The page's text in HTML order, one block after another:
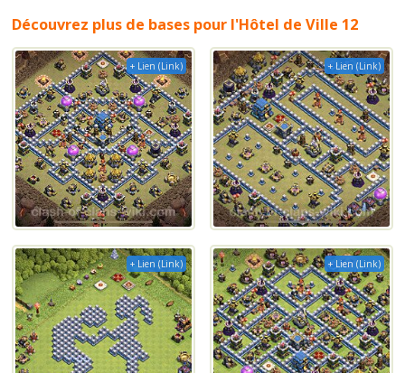
Découvrez plus de bases pour l'Hôtel de Ville 12
+ Lien (Link) + Lien (Link)
+ Lien (Link) + Lien (Link)